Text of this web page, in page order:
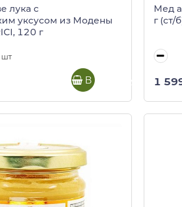
лука с
уксусом из Модены
120 г
шт
В корзину
Мед
г (ст/
1